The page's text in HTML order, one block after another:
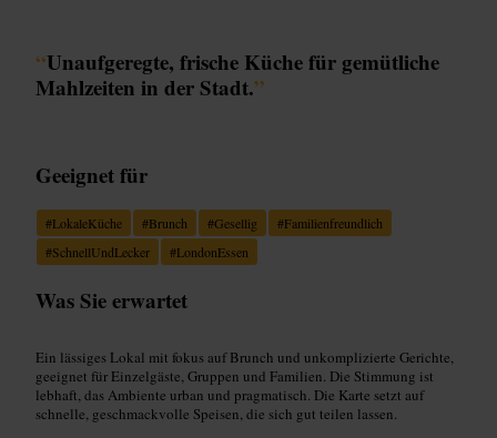
“Unaufgeregte, frische Küche für gemütliche
Mahlzeiten in der Stadt.”
Geeignet für
#LokaleKüche #Brunch #Gesellig #Familienfreundlich
#SchnellUndLecker #LondonEssen
Was Sie erwartet
Ein lässiges Lokal mit fokus auf Brunch und unkomplizierte Gerichte,
geeignet für Einzelgäste, Gruppen und Familien. Die Stimmung ist
lebhaft, das Ambiente urban und pragmatisch. Die Karte setzt auf
schnelle, geschmackvolle Speisen, die sich gut teilen lassen.